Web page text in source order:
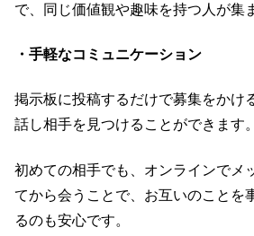
で、同じ価値観や趣味を持つ人が集
・手軽なコミュニケーション
掲示板に投稿するだけで募集をかけ
話し相手を見つけることができます。
初めての相手でも、オンラインでメ
てから会うことで、お互いのことを
るのも安心です。